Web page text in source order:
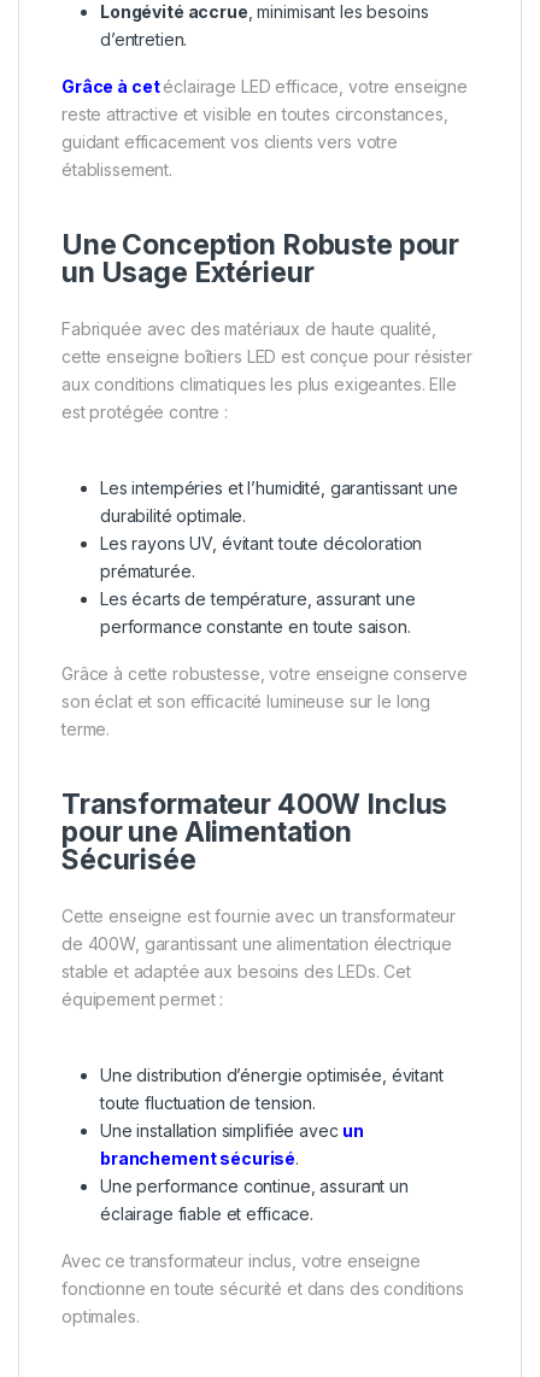
Longévité accrue, minimisant les besoins
d’entretien.
Grâce à cetéclairage LED efficace, votre enseigne
reste attractive et visible en toutes circonstances,
guidant efficacement vos clients vers votre
établissement.
Une Conception Robuste pour
un Usage Extérieur
Fabriquée avec des matériaux de haute qualité,
cette enseigne boîtiers LED est conçue pour résister
aux conditions climatiques les plus exigeantes. Elle
est protégée contre :
Les intempéries et l’humidité, garantissant une
durabilité optimale.
Les rayons UV, évitant toute décoloration
prématurée.
Les écarts de température, assurant une
performance constante en toute saison.
Grâce à cette robustesse, votre enseigne conserve
son éclat et son efficacité lumineuse sur le long
terme.
Transformateur 400W Inclus
pour une Alimentation
Sécurisée
Cette enseigne est fournie avec un transformateur
de 400W, garantissant une alimentation électrique
stable et adaptée aux besoins des LEDs. Cet
équipement permet :
Une distribution d’énergie optimisée, évitant
toute fluctuation de tension.
Une installation simplifiée avec un
branchement sécurisé.
Une performance continue, assurant un
éclairage fiable et efficace.
Avec ce transformateur inclus, votre enseigne
fonctionne en toute sécurité et dans des conditions
optimales.